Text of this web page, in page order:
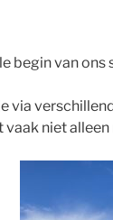
begin van ons
via
niet